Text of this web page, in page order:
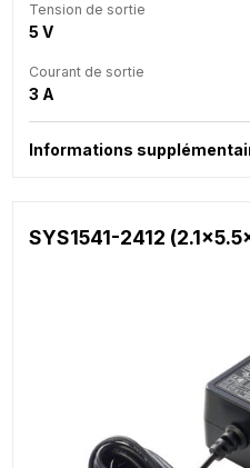
Tension de sortie
5 V
Courant de sortie
3 A
Informations
SYS1541-2412